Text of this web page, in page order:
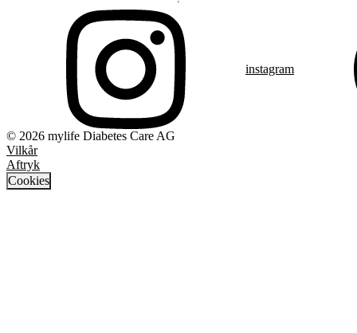
instagram
© 2026 mylife Diabetes Care AG
Vilkår
Aftryk
Cookies